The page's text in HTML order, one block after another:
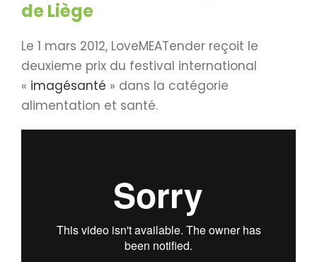
de Liège
Le 1 mars 2012, LoveMEATender reçoit le
deuxieme prix du festival international
« imagésanté » dans la catégorie
alimentation et santé.